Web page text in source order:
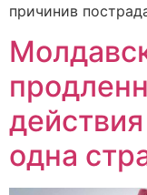
причинив
одна